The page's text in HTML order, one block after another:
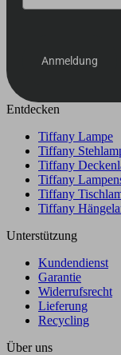
Anmeldung
Entdecken
Tiffany Lampe
Tiffany
Tiffany
Tiffany
Tiffany
Tiffany
Unterstützung
Kundendienst
Garantie
Widerrufsrecht
Lieferung
Recycling
Über uns